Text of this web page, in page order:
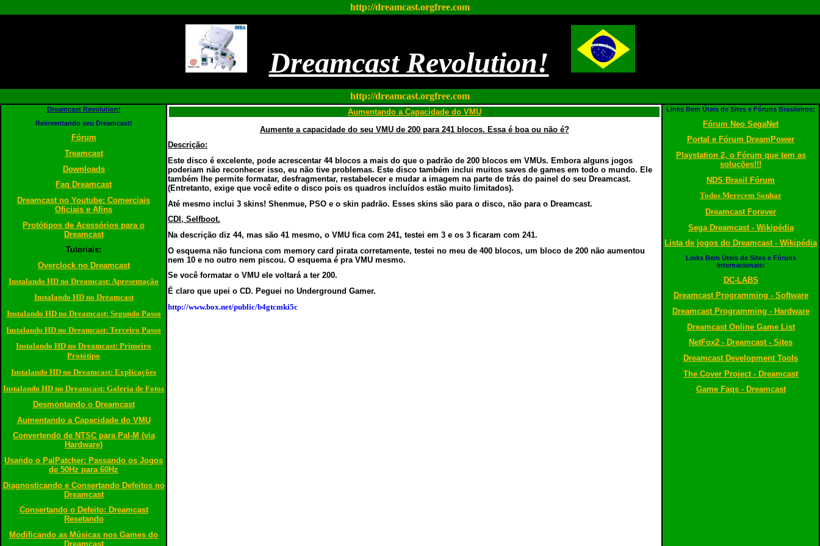
http://dreamcast.orgfree.com
Dreamcast Revolution!
http://dreamcast.orgfree.com
Dreamcast Revolution!
Reinventando seu Dreamcast!
Fórum
Treamcast
Downloads
Faq Dreamcast
Dreamcast no Youtube: Comerciais
Oficiais e Afins
Protótipos de Acessórios para o
Dreamcast
Tutoriais:
Overclock no Dreamcast
Instalando HD no Dreamcast: Apresentação
Instalando HD no Dreamcast
Instalando HD no Dreamcast: Segundo Passo
Instalando HD no Dreamcast: Terceiro Passo
Instalando HD no Dreamcast: Primeiro
Protótipo
Instalando HD no Dreamcast: Explicações
Instalando HD no Dreamcast: Galeria de Fotos
Desmontando o Dreamcast
Aumentando a Capacidade do VMU
Convertendo de NTSC para Pal-M (via
Hardware)
Usando o PalPatcher: Passando os Jogos
de 50Hz para 60Hz
Diagnosticando e Consertando Defeitos no
Dreamcast
Consertando o Defeito: Dreamcast
Resetando
Modificando as Músicas nos Games do
Dreamcast
Aumentando a Capacidade do VMU
Aumente a capacidade do seu VMU de 200 para 241 blocos. Essa é boa ou não é?
Descrição:
Este disco é excelente, pode acrescentar 44 blocos a mais do que o padrão de 200 blocos em VMUs. Embora alguns jogos
poderiam não reconhecer isso, eu não tive problemas. Este disco também inclui muitos saves de games em todo o mundo. Ele
também lhe permite formatar, desfragmentar, restabelecer e mudar a imagem na parte de trás do painel do seu Dreamcast.
(Entretanto, exige que você edite o disco pois os quadros incluídos estão muito limitados).
Até mesmo inclui 3 skins! Shenmue, PSO e o skin padrão. Esses skins são para o disco, não para o Dreamcast.
CDI, Selfboot.
Na descrição diz 44, mas são 41 mesmo, o VMU fica com 241, testei em 3 e os 3 ficaram com 241.
O esquema não funciona com memory card pirata corretamente, testei no meu de 400 blocos, um bloco de 200 não aumentou
nem 10 e no outro nem piscou. O esquema é pra VMU mesmo.
Se você formatar o VMU ele voltará a ter 200.
É claro que upei o CD. Peguei no Underground Gamer.
http://www.box.net/public/b4gtcmki5c
Links Bem Úteis de Sites e Fóruns Brasileiros:
Fórum Neo SegaNet
Portal e Fórum DreamPower
Playstation 2, o Fórum que tem as
soluções!!!
NDS Brasil Fórum
Todos Merecem Sonhar
Dreamcast Forever
Sega Dreamcast - Wikipédia
Lista de jogos do Dreamcast - Wikipédia
Links Bem Úteis de Sites e Fóruns
Internacionais:
DC-LABS
Dreamcast Programming - Software
Dreamcast Programming - Hardware
Dreamcast Online Game List
NetFox2 - Dreamcast - Sites
Dreamcast Development Tools
The Cover Project - Dreamcast
Game Faqs - Dreamcast